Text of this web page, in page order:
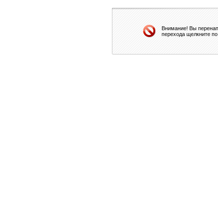
Внимание! Вы
перехода щелкните